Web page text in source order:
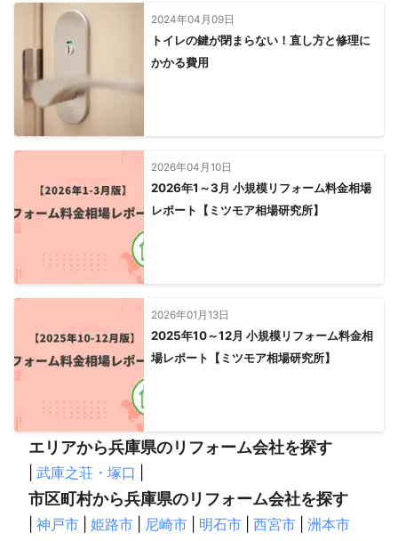
2024年04月09日
トイレの鍵が閉まらない！直し方と修理に
かかる費用
2026年04月10日
2026年1～3月 小規模リフォーム料金相場
レポート【ミツモア相場研究所】
2026年01月13日
2025年10～12月 小規模リフォーム料金相
場レポート【ミツモア相場研究所】
エリアから兵庫県のリフォーム会社を探す
武庫之荘・塚口
市区町村から兵庫県のリフォーム会社を探す
神戸市 姫路市 尼崎市 明石市 西宮市
洲本市